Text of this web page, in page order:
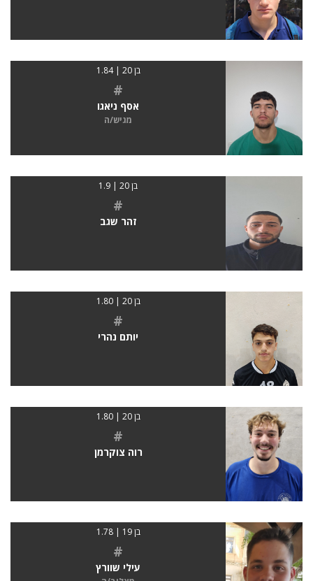
בן 20 | 1.84
#
אסף ניאגו
מגיש/ה
בן 20 | 1.9
#
זהר שגב
בן 20 | 1.80
#
יותם נהרי
בן 20 | 1.80
#
רוה צוקרמן
בן 19 | 1.78
#
עילי שוורץ